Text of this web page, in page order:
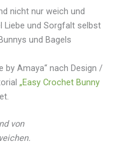
nicht nur weich und
Liebe und Sorgfalt selbst
und Bagels
by Amaya“ nach Design /
„Easy Crochet Bunny
von